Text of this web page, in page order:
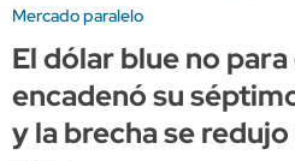
Mercado paralelo
El dólar blue no
encadenó su
y la brecha se